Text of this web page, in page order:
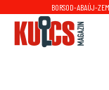
BORSOD-ABAÚJ-